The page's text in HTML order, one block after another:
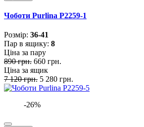
Чоботи Purlina P2259-1
Розмiр: 36-41
Пар в ящику: 8
Ціна за пару
890 грн. 660 грн.
Ціна за ящик
7 120 грн. 5 280 грн.
-26%